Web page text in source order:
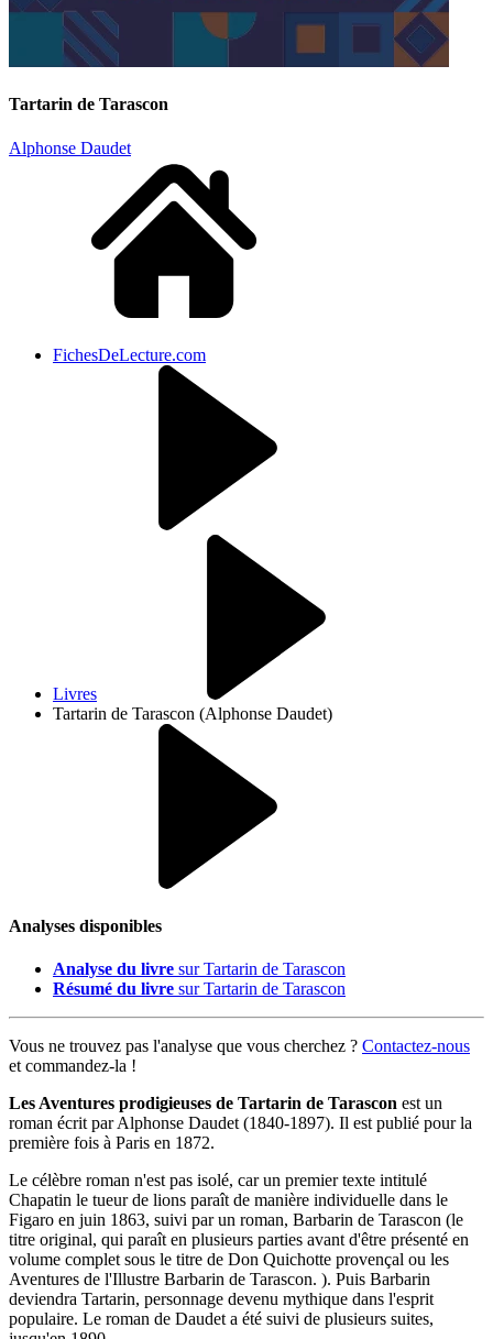
Tartarin de Tarascon
Alphonse Daudet
FichesDeLecture.com
Livres
Tartarin de Tarascon (Alphonse Daudet)
Analyses disponibles
Analyse du livre sur Tartarin de Tarascon
Résumé du livre sur Tartarin de Tarascon
Vous ne trouvez pas l'analyse que vous cherchez ? Contactez-nous
et commandez-la !
Les Aventures prodigieuses de Tartarin de Tarascon est un
roman écrit par Alphonse Daudet (1840-1897). Il est publié pour la
première fois à Paris en 1872.
Le célèbre roman n'est pas isolé, car un premier texte intitulé
Chapatin le tueur de lions paraît de manière individuelle dans le
Figaro en juin 1863, suivi par un roman, Barbarin de Tarascon (le
titre original, qui paraît en plusieurs parties avant d'être présenté en
volume complet sous le titre de Don Quichotte provençal ou les
Aventures de l'Illustre Barbarin de Tarascon. ). Puis Barbarin
deviendra Tartarin, personnage devenu mythique dans l'esprit
populaire. Le roman de Daudet a été suivi de plusieurs suites,